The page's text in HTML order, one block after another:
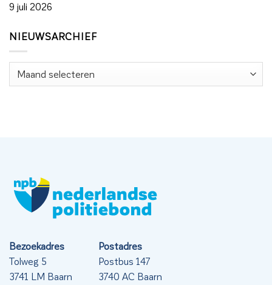
9 juli 2026
NIEUWSARCHIEF
Nieuwsarchief
Bezoekadres
Tolweg 5
3741 LM Baarn
Postadres
Postbus 147
3740 AC Baarn